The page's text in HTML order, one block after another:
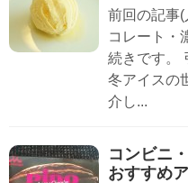
前回の記事
コレート・
続きです。
冬アイスの
介し...
コンビニ
おすすめ